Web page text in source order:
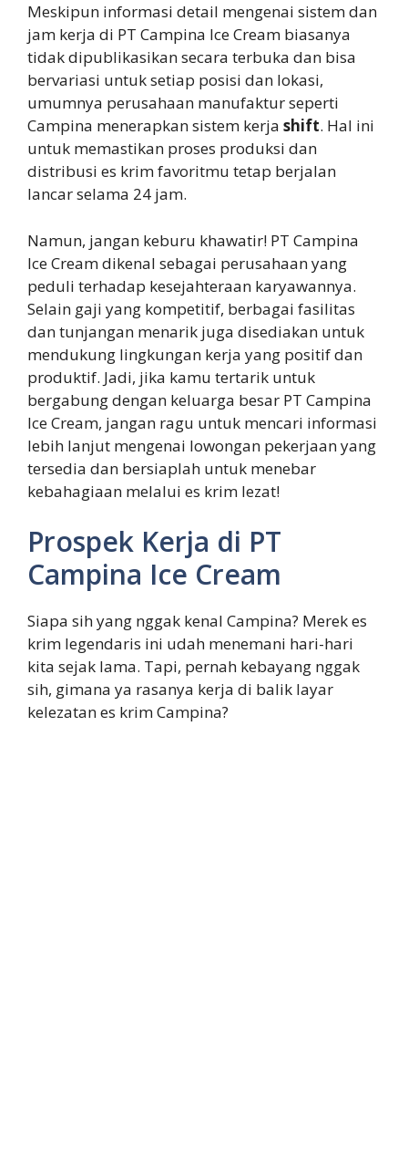
Meskipun informasi detail mengenai sistem dan
jam kerja di PT Campina Ice Cream biasanya
tidak dipublikasikan secara terbuka dan bisa
bervariasi untuk setiap posisi dan lokasi,
umumnya perusahaan manufaktur seperti
Campina menerapkan sistem kerja shift. Hal ini
untuk memastikan proses produksi dan
distribusi es krim favoritmu tetap berjalan
lancar selama 24 jam.
Namun, jangan keburu khawatir! PT Campina
Ice Cream dikenal sebagai perusahaan yang
peduli terhadap kesejahteraan karyawannya.
Selain gaji yang kompetitif, berbagai fasilitas
dan tunjangan menarik juga disediakan untuk
mendukung lingkungan kerja yang positif dan
produktif. Jadi, jika kamu tertarik untuk
bergabung dengan keluarga besar PT Campina
Ice Cream, jangan ragu untuk mencari informasi
lebih lanjut mengenai lowongan pekerjaan yang
tersedia dan bersiaplah untuk menebar
kebahagiaan melalui es krim lezat!
Prospek Kerja di PT
Campina Ice Cream
Siapa sih yang nggak kenal Campina? Merek es
krim legendaris ini udah menemani hari-hari
kita sejak lama. Tapi, pernah kebayang nggak
sih, gimana ya rasanya kerja di balik layar
kelezatan es krim Campina?